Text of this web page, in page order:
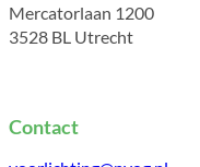
Mercatorlaan 1200
3528 BL Utrecht
Contact